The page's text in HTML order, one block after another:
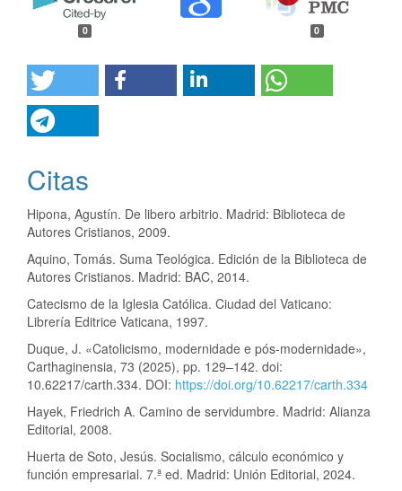
0 0
Citas
Hipona, Agustín. De libero arbitrio. Madrid: Biblioteca de
Autores Cristianos, 2009.
Aquino, Tomás. Suma Teológica. Edición de la Biblioteca de
Autores Cristianos. Madrid: BAC, 2014.
Catecismo de la Iglesia Católica. Ciudad del Vaticano:
Librería Editrice Vaticana, 1997.
Duque, J. «Catolicismo, modernidade e pós-modernidade»,
Carthaginensia, 73 (2025), pp. 129–142. doi:
10.62217/carth.334. DOI: https://doi.org/10.62217/carth.334
Hayek, Friedrich A. Camino de servidumbre. Madrid: Alianza
Editorial, 2008.
Huerta de Soto, Jesús. Socialismo, cálculo económico y
función empresarial. 7.ª ed. Madrid: Unión Editorial, 2024.